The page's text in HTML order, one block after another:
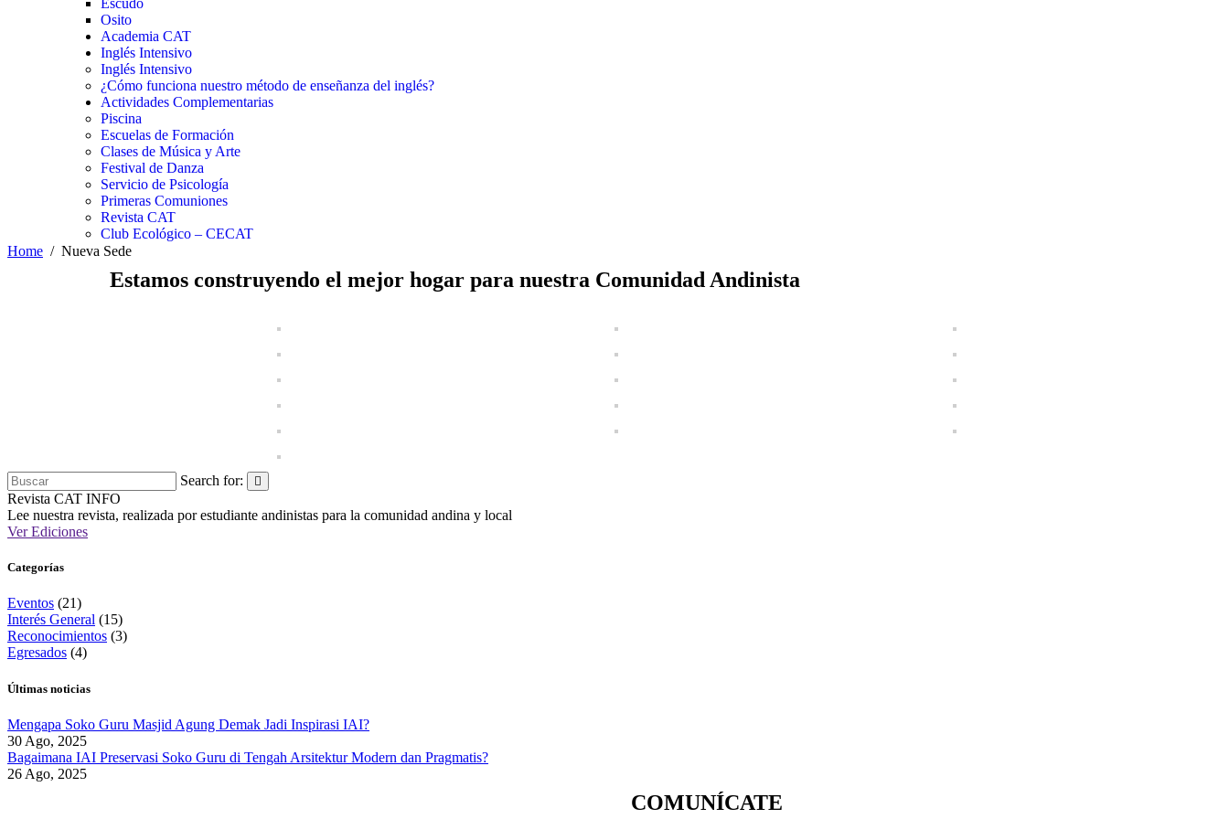
Escudo
Osito
Academia CAT
Inglés Intensivo
Inglés Intensivo
¿Cómo funciona nuestro método de enseñanza del inglés?
Actividades Complementarias
Piscina
Escuelas de Formación
Clases de Música y Arte
Festival de Danza
Servicio de Psicología
Primeras Comuniones
Revista CAT
Club Ecológico – CECAT
Home
Nueva Sede
Estamos construyendo el mejor hogar para nuestra Comunidad Andinista
Search for:
Revista CAT INFO
Lee nuestra revista, realizada por estudiante andinistas para la comunidad andina y local
Ver Ediciones
Categorías
Eventos (21)
Interés General (15)
Reconocimientos (3)
Egresados (4)
Últimas noticias
Mengapa Soko Guru Masjid Agung Demak Jadi Inspirasi IAI?
30 Ago, 2025
Bagaimana IAI Preservasi Soko Guru di Tengah Arsitektur Modern dan Pragmatis?
26 Ago, 2025
COMUNÍCATE